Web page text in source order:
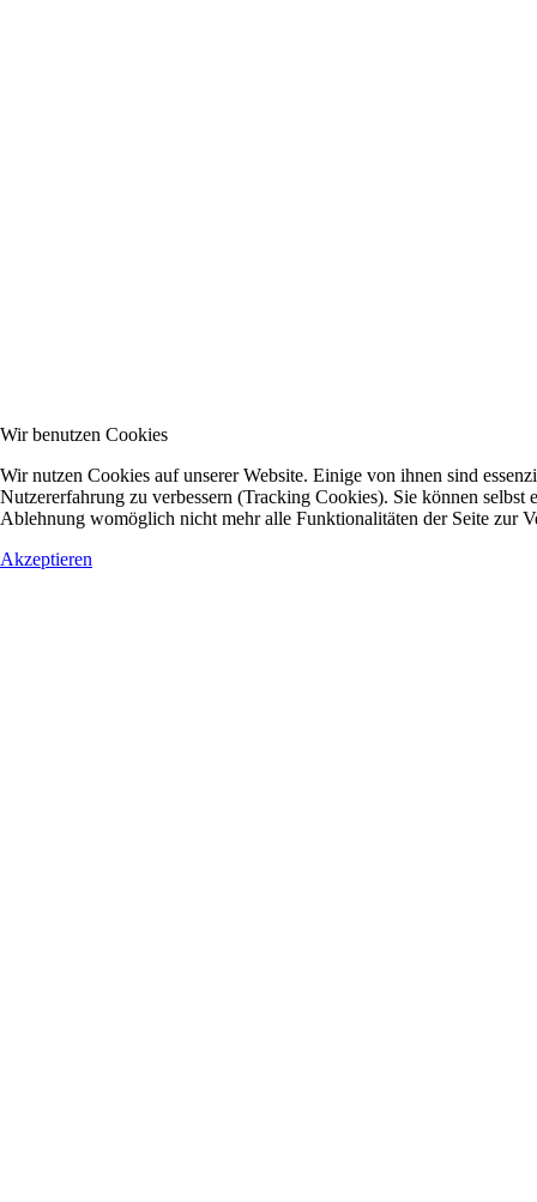
Wir benutzen Cookies
Wir nutzen Cookies auf unserer Website. Einige von ihnen sind
Nutzererfahrung zu verbessern (Tracking Cookies). Sie können selbst
Ablehnung womöglich nicht mehr alle Funktionalitäten der Seite zur
Akzeptieren